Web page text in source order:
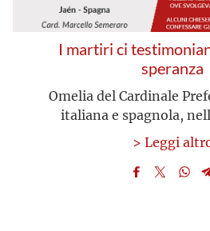
I martiri ci
speranza
Omelia del Cardinale
italiana e spagnola,
> Leggi